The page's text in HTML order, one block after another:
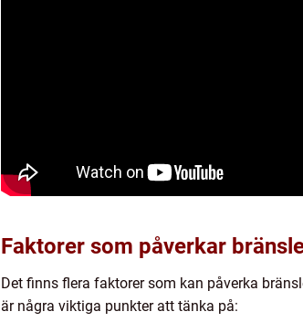
Faktorer som påverkar
Det finns flera faktorer som kan påverka
är några viktiga punkter att tänka på: